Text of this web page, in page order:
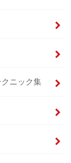
ニック集